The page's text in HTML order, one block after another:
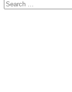
Search
for: